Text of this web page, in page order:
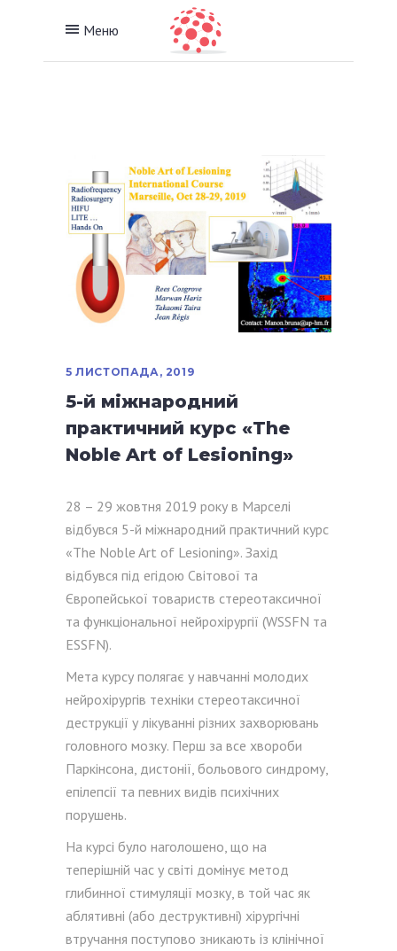
Меню
5 ЛИСТОПАДА, 2019
5-й міжнародний
практичний курс «The
Noble Art of Lesioning»
28 – 29 жовтня 2019 року в Марселі
відбувся 5-й міжнародний практичний курс
«The Noble Art of Lesioning». Захід
відбувся під егідою Світової та
Європейської товариств стереотаксичної
та функціональної нейрохірургії (WSSFN та
ESSFN).
Мета курсу полягає у навчанні молодих
нейрохірургів техніки стереотаксичної
деструкції у лікуванні різних захворювань
головного мозку. Перш за все хвороби
Паркінсона, дистонії, больового синдрому,
епілепсії та певних видів психічних
порушень.
На курсі було наголошено, що на
теперішній час у світі домінує метод
глибинної стимуляції мозку, в той час як
аблятивні (або деструктивні) хірургічні
втручання поступово зникають із клінічної